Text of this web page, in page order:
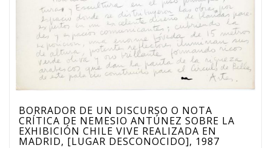
BORRADOR DE UN DISCURSO O NOTA
CRÍTICA DE NEMESIO ANTÚNEZ SOBRE LA
EXHIBICIÓN CHILE VIVE REALIZADA EN
MADRID, [LUGAR DESCONOCIDO], 1987